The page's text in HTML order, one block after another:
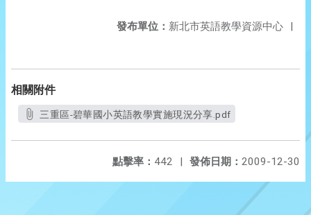
發布單位： 新北市英語教學資源中心 |
相關附件
三重區-碧華國小英語教學實施現況分享.pdf
發佈日期： 2009-12-30
點擊率： 442 |